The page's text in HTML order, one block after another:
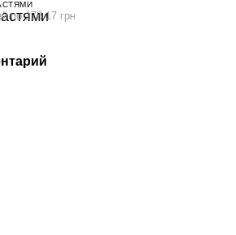
по 178.17 грн